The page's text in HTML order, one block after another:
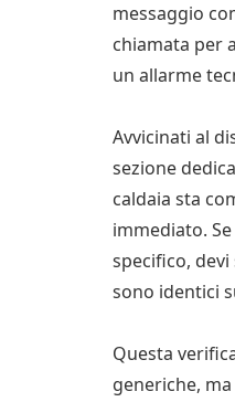
messaggio
chiamata per
un allarme
Avvicinati al
sezione
caldaia sta
immediato.
specifico,
sono identici
Questa
generiche,